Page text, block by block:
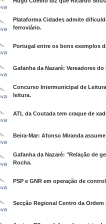
Plataforma Cidades admite
ferroviário.
Portugal entre os bons exemplos
Gafanha da Nazaré: Vereadores
Concurso Intermunicipal de
leitura.
ATL da Coutada tem craque de
Beira-Mar: Afonso Miranda
Gafanha da Nazaré: "Relação de
Rocha.
PSP e GNR em operação de
Secção Regional Centro da